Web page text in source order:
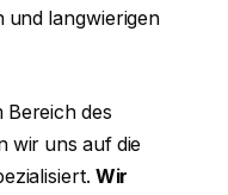
und langwierigen
des
wir uns auf die
Wir